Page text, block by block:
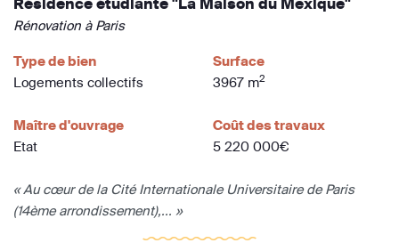
Rénovation à Paris
Type de bien
Logements collectifs
Surface
3967 m2
Maître d'ouvrage
Etat
Coût des travaux
5 220 000€
« Au cœur de la Cité Internationale Universitaire de Paris
(14ème arrondissement),... »